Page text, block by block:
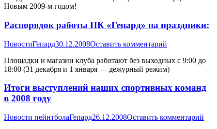
Новым 2009-м годом!
Распорядок работы ПК «Гепард» на праздники:
НовостиГепард30.12.2008Оставить комментарий
Площадки и магазин клуба работают без выходных с 9:00 до
18:00 (31 декабря и 1 января — дежурный режим)
Итоги выступлений наших спортивных команд
в 2008 году
Новости пейнтболаГепард26.12.2008Оставить комментарий